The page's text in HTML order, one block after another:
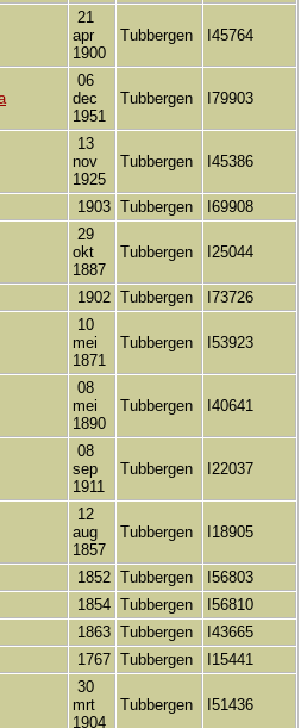
21
apr
1900
Tubbergen I45764
06
dec
1951
Tubbergen I79903
13
nov
1925
Tubbergen I45386
1903 Tubbergen I69908
29
okt
1887
Tubbergen I25044
1902 Tubbergen I73726
10
mei
1871
Tubbergen I53923
08
mei
1890
Tubbergen I40641
08
sep
1911
Tubbergen I22037
12
aug
1857
Tubbergen I18905
1852 Tubbergen
I56803
1854 Tubbergen
I56810
1863 Tubbergen
I43665
1767 Tubbergen I15441
30
mrt
1904
Tubbergen I51436